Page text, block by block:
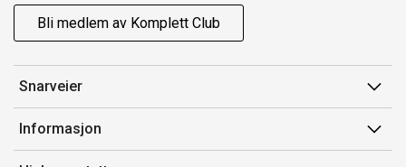
Bli medlem av Komplett Club
Snarveier
Min side
Ordreoversikt
Informasjon